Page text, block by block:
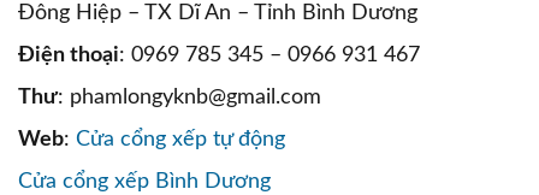
Đông Hiệp – TX Dĩ An – Tỉnh Bình Dương
Điện thoại: 0969 785 345 – 0966 931 467
Thư: phamlongyknb@gmail.com
Web: Cửa cổng xếp tự động
Cửa cổng xếp Bình Dương